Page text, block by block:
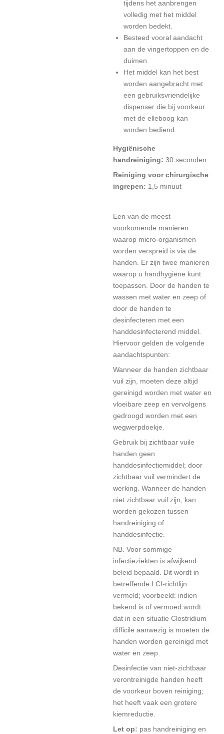
tijdens het aanbrengen
volledig met het middel
worden bedekt.
Besteed vooral aandacht
aan de vingertoppen en de
duimen.
Het middel kan het best
worden aangebracht met
een gebruiksvriendelijke
dispenser die bij voorkeur
met de elleboog kan
worden bediend.
Hygiënische
handreiniging: 30 seconden
Reiniging voor chirurgische
ingrepen: 1,5 minuut
Een van de meest
voorkomende manieren
waarop micro-organismen
worden verspreid is via de
handen. Er zijn twee manieren
waarop u handhygiëne kunt
toepassen. Door de handen te
wassen met water en zeep of
door de handen te
desinfecteren met een
handdesinfecterend middel.
Hiervoor gelden de volgende
aandachtspunten:
Wanneer de handen zichtbaar
vuil zijn, moeten deze altijd
gereinigd worden met water en
vloeibare zeep en vervolgens
gedroogd worden met een
wegwerpdoekje.
Gebruik bij zichtbaar vuile
handen geen
handdesinfectiemiddel; door
zichtbaar vuil vermindert de
werking. Wanneer de handen
niet zichtbaar vuil zijn, kan
worden gekozen tussen
handreiniging of
handdesinfectie.
NB. Voor sommige
infectieziekten is afwijkend
beleid bepaald. Dit wordt in
betreffende LCI-richtlijn
vermeld; voorbeeld: indien
bekend is of vermoed wordt
dat in een situatie Clostridium
difficile aanwezig is moeten de
handen worden gereinigd met
water en zeep.
Desinfectie van niet-zichtbaar
verontreinigde handen heeft
de voorkeur boven reiniging;
het heeft vaak een grotere
kiemreductie.
Let op: pas handreiniging en